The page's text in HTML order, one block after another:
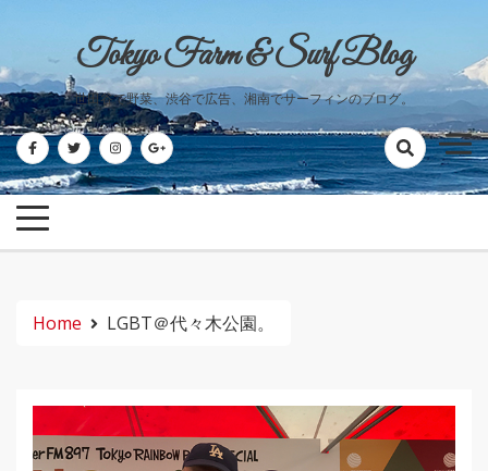
content
Tokyo Farm & Surf Blog
世田谷で野菜、渋谷で広告、湘南でサーフィンのブログ。
Home LGBT＠代々木公園。